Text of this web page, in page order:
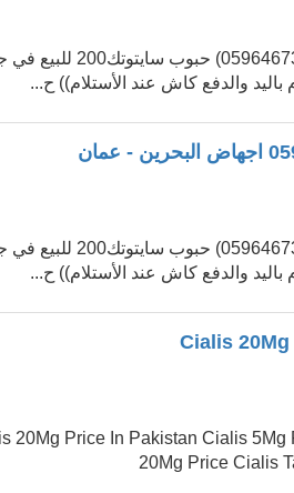
حبوب سايتوتك للاجهاض
حبوب سايتوتك للاجهاض
20Mg Price In Pakistan Cialis
20Mg Price Cialis